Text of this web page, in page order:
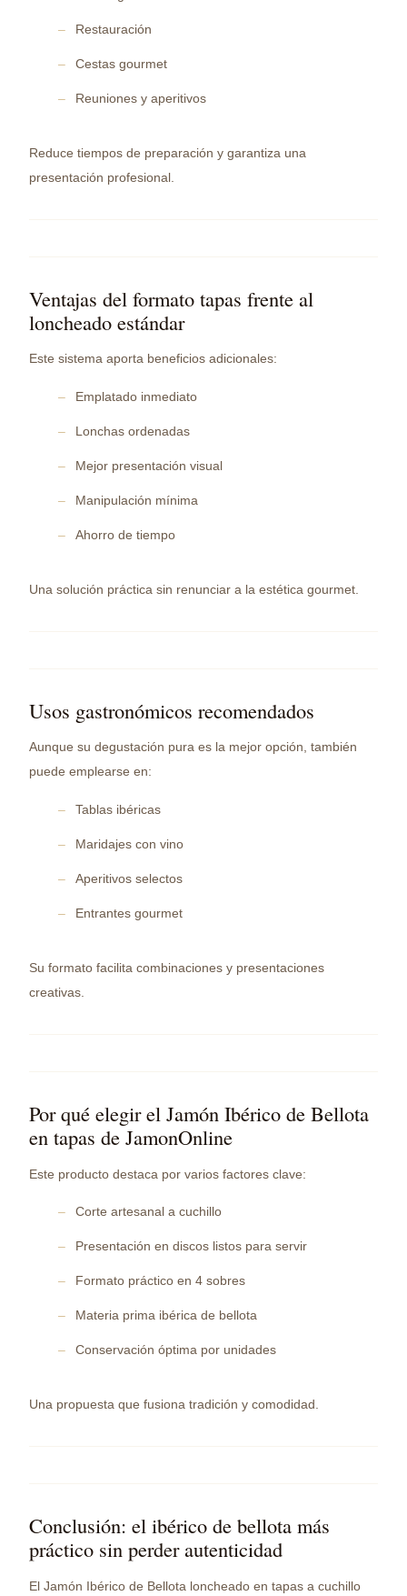
Restauración
Cestas gourmet
Reuniones y aperitivos
Reduce tiempos de preparación y garantiza una
presentación profesional.
Ventajas del formato tapas frente al
loncheado estándar
Este sistema aporta beneficios adicionales:
Emplatado inmediato
Lonchas ordenadas
Mejor presentación visual
Manipulación mínima
Ahorro de tiempo
Una solución práctica sin renunciar a la estética gourmet.
Usos gastronómicos recomendados
Aunque su degustación pura es la mejor opción, también
puede emplearse en:
Tablas ibéricas
Maridajes con vino
Aperitivos selectos
Entrantes gourmet
Su formato facilita combinaciones y presentaciones
creativas.
Por qué elegir el Jamón Ibérico de Bellota
en tapas de JamonOnline
Este producto destaca por varios factores clave:
Corte artesanal a cuchillo
Presentación en discos listos para servir
Formato práctico en 4 sobres
Materia prima ibérica de bellota
Conservación óptima por unidades
Una propuesta que fusiona tradición y comodidad.
Conclusión: el ibérico de bellota más
práctico sin perder autenticidad
El Jamón Ibérico de Bellota loncheado en tapas a cuchillo